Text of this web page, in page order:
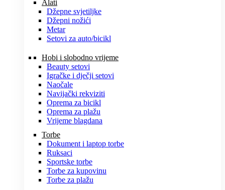
Alati
Džepne svjetiljke
Džepni nožići
Metar
Setovi za auto/bicikl
Hobi i slobodno vrijeme
Beauty setovi
Igračke i dječji setovi
Naočale
Navijački rekviziti
Oprema za bicikl
Oprema za plažu
Vrijeme blagdana
Torbe
Dokument i laptop torbe
Ruksaci
Sportske torbe
Torbe za kupovinu
Torbe za plažu